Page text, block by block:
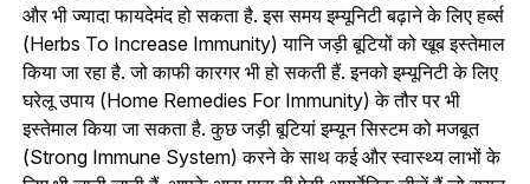
और भी ज्यादा फायदेमंद हो सकता है. इस समय इम्यूनिटी बढ़ाने के लिए हर्ब्स
(Herbs To Increase Immunity) यानि जड़ी बूटियों को खूब इस्तेमाल
किया जा रहा है. जो काफी कारगर भी हो सकती हैं. इनको इम्यूनिटी के लिए
घरेलू उपाय (Home Remedies For Immunity) के तौर पर भी
इस्तेमाल किया जा सकता है. कुछ जड़ी बूटियां इम्यून सिस्टम को मजबूत
(Strong Immune System) करने के साथ कई और स्वास्थ्य लाभों के